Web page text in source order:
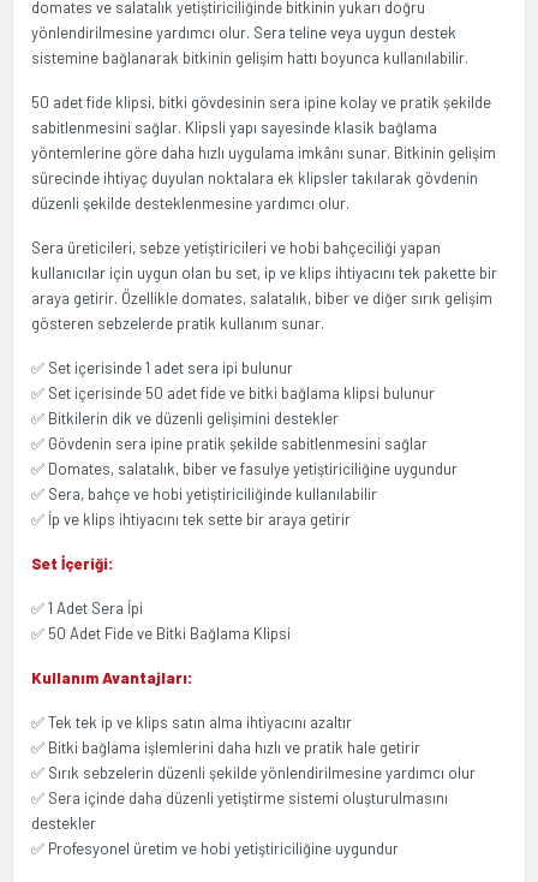
domates ve salatalık yetiştiriciliğinde bitkinin yukarı doğru
yönlendirilmesine yardımcı olur. Sera teline veya uygun destek
sistemine bağlanarak bitkinin gelişim hattı boyunca kullanılabilir.
50 adet fide klipsi, bitki gövdesinin sera ipine kolay ve pratik şekilde
sabitlenmesini sağlar. Klipsli yapı sayesinde klasik bağlama
yöntemlerine göre daha hızlı uygulama imkânı sunar. Bitkinin gelişim
sürecinde ihtiyaç duyulan noktalara ek klipsler takılarak gövdenin
düzenli şekilde desteklenmesine yardımcı olur.
Sera üreticileri, sebze yetiştiricileri ve hobi bahçeciliği yapan
kullanıcılar için uygun olan bu set, ip ve klips ihtiyacını tek pakette bir
araya getirir. Özellikle domates, salatalık, biber ve diğer sırık gelişim
gösteren sebzelerde pratik kullanım sunar.
✅ Set içerisinde 1 adet sera ipi bulunur
✅ Set içerisinde 50 adet fide ve bitki bağlama klipsi bulunur
✅ Bitkilerin dik ve düzenli gelişimini destekler
✅ Gövdenin sera ipine pratik şekilde sabitlenmesini sağlar
✅ Domates, salatalık, biber ve fasulye yetiştiriciliğine uygundur
✅ Sera, bahçe ve hobi yetiştiriciliğinde kullanılabilir
✅ İp ve klips ihtiyacını tek sette bir araya getirir
Set İçeriği:
✅ 1 Adet Sera İpi
✅ 50 Adet Fide ve Bitki Bağlama Klipsi
Kullanım Avantajları:
✅ Tek tek ip ve klips satın alma ihtiyacını azaltır
✅ Bitki bağlama işlemlerini daha hızlı ve pratik hale getirir
✅ Sırık sebzelerin düzenli şekilde yönlendirilmesine yardımcı olur
✅ Sera içinde daha düzenli yetiştirme sistemi oluşturulmasını
destekler
✅ Profesyonel üretim ve hobi yetiştiriciliğine uygundur